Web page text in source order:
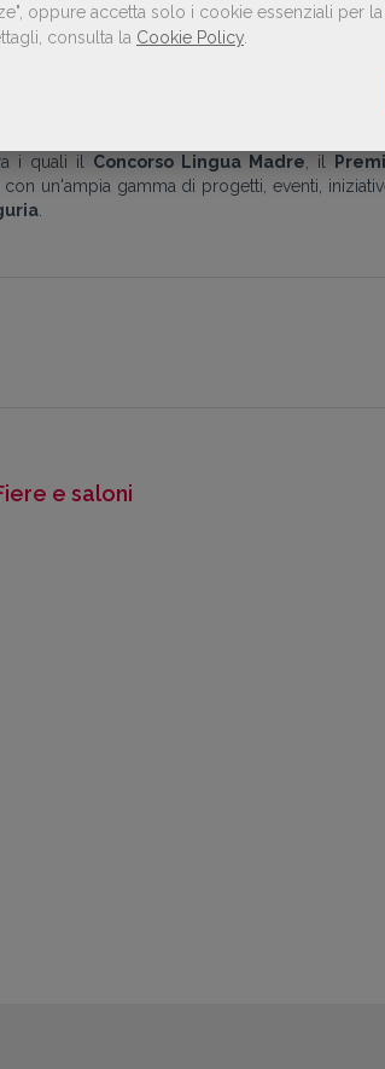
oppure accetta solo i cookie essenziali per
consulta la Cookie Policy
gli editori italiani e internazionali, scout,
Congressi Lingotto da mercoledì 8 a venerdì
e tante iniziative per le scuole e per i
i quali il Concorso Lingua Madre , il
con un'ampia gamma di progetti, eventi,
e saloni